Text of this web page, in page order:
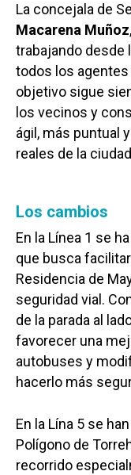
La concejala de
Macarena Muñoz
trabajando desde
todos los
objetivo sigue
los vecinos y
ágil, más puntual
reales de la
Los cambios
En la Línea 1 se
que busca
Residencia de
seguridad vial.
de la parada al
favorecer una
autobuses y
hacerlo más
En la Lína 5 se
Polígono de
recorrido